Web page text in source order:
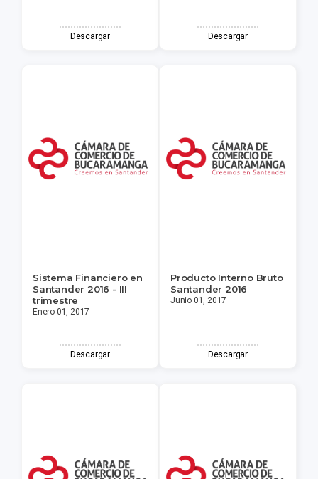
Descargar Descargar
Sistema Financiero en
Santander 2016 - III
trimestre
Enero 01, 2017
Descargar
Producto Interno Bruto
Santander 2016
Junio 01, 2017
Descargar